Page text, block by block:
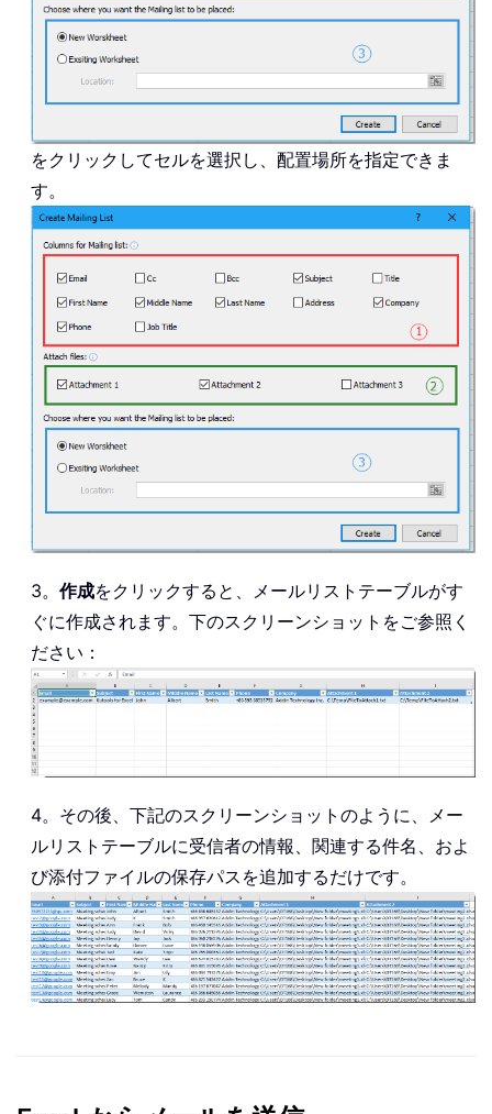
をクリックしてセルを選択し、配置場所を指定できま
す。
3。 作成をクリックすると、メールリストテーブルがす
ぐに作成されます。下のスクリーンショットをご参照く
ださい：
4。その後、下記のスクリーンショットのように、メー
ルリストテーブルに受信者の情報、関連する件名、およ
び添付ファイルの保存パスを追加するだけです。